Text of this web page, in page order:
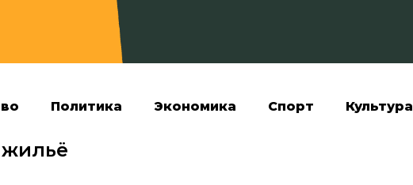
Политика Экономика Спорт Культура